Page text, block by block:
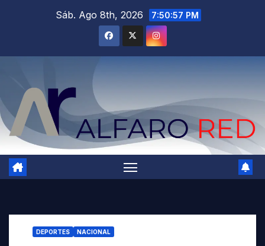
Sáb. Ago 8th, 2026 7:50:58 PM
DEPORTES NACIONAL